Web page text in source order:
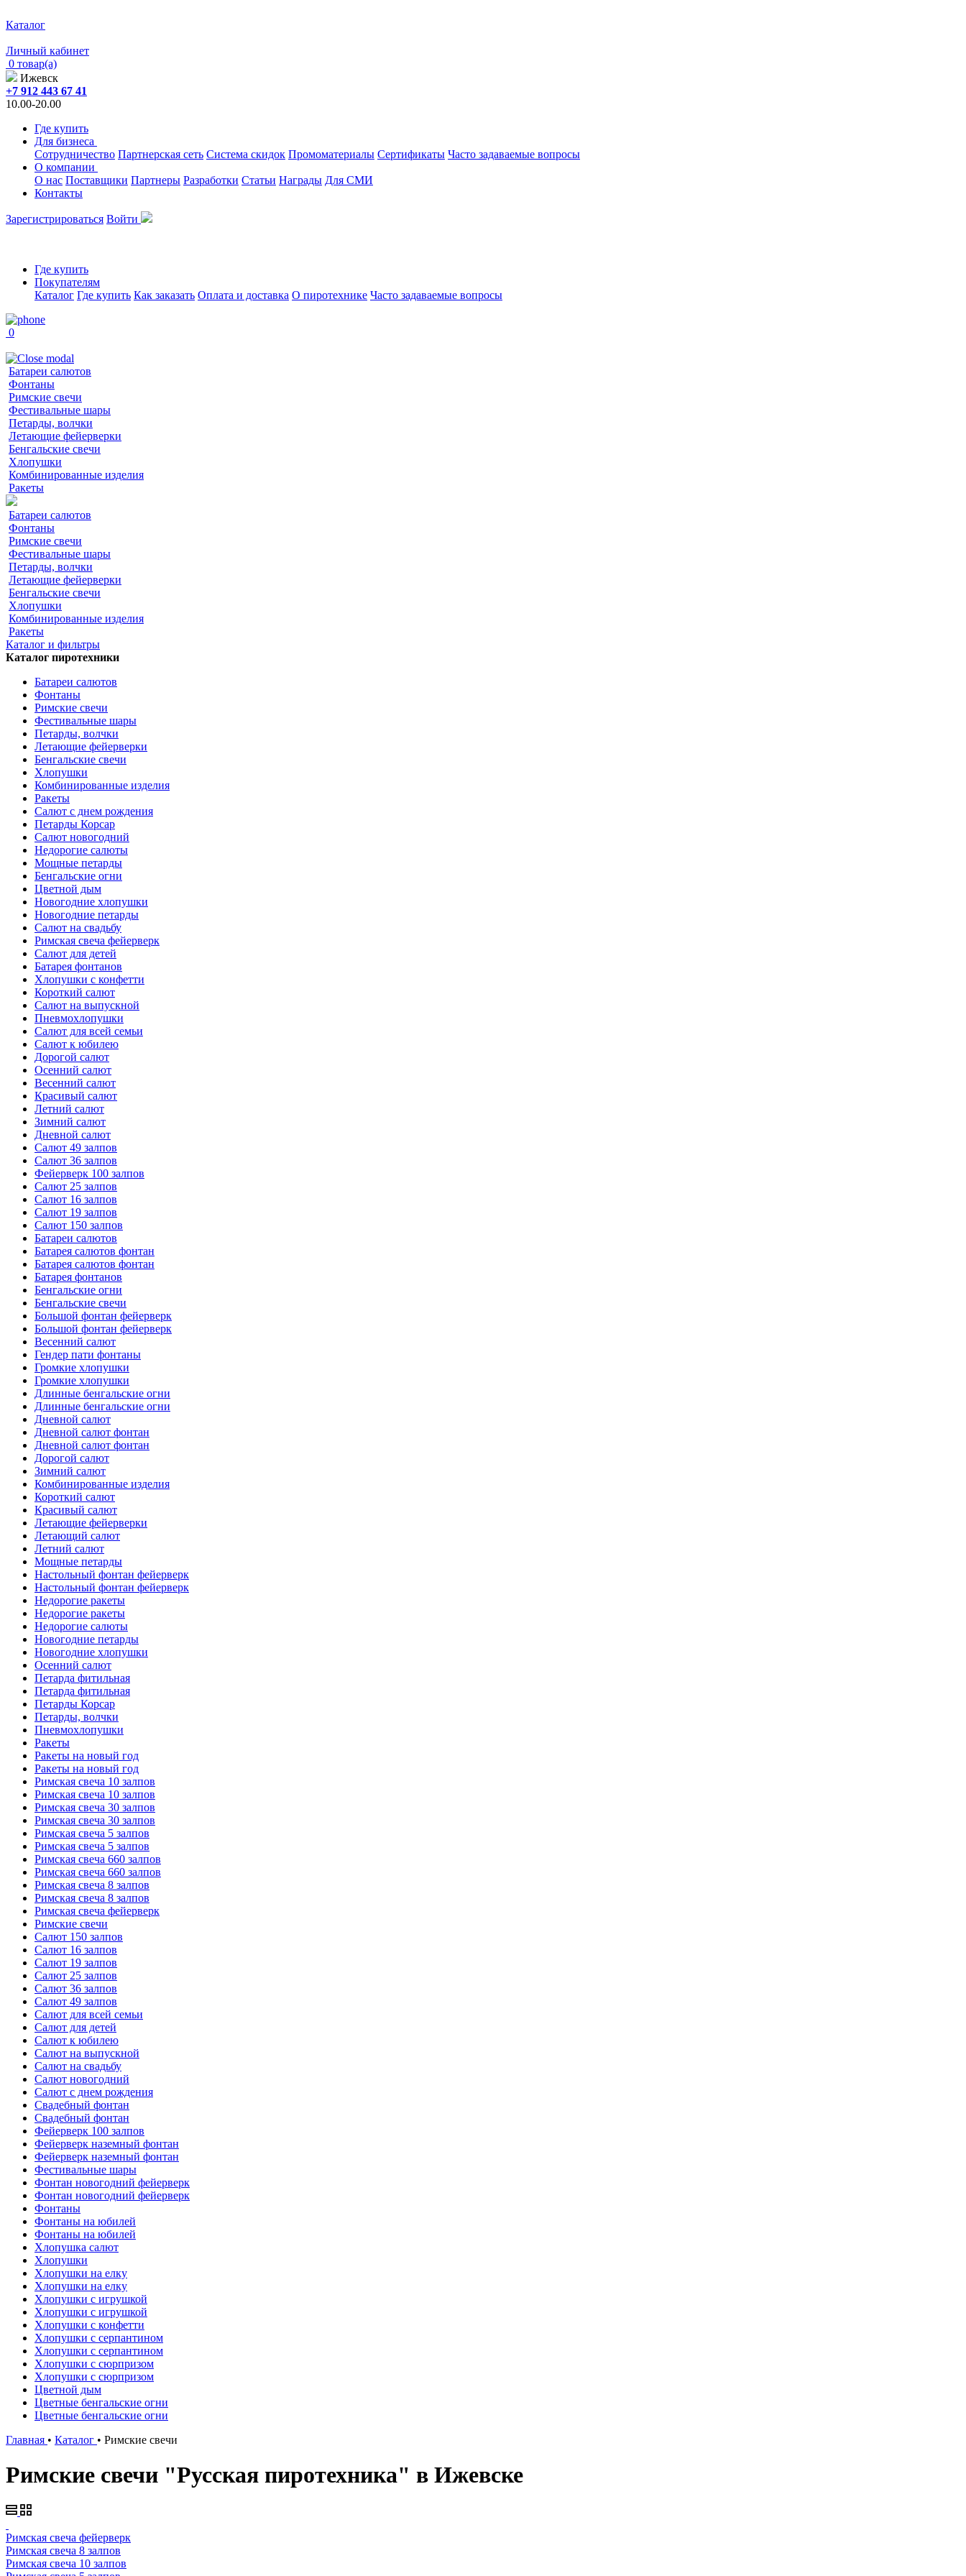
Каталог
Личный кабинет
0 товар(а)
Ижевск
+7 912 443 67 41
10.00-20.00
Где купить
Для бизнеса
Сотрудничество Партнерская сеть Система скидок Промоматериалы Сертификаты Часто задаваемые вопросы
О компании
О нас Поставщики Партнеры Разработки Статьи Награды Для СМИ
Контакты
Зарегистрироваться Войти
Где купить
Покупателям
Каталог Где купить Как заказать Оплата и доставка О пиротехнике Часто задаваемые вопросы
0
Батареи салютов
Фонтаны
Римские свечи
Фестивальные шары
Петарды, волчки
Летающие фейерверки
Бенгальские свечи
Хлопушки
Комбинированные изделия
Ракеты
Батареи салютов
Фонтаны
Римские свечи
Фестивальные шары
Петарды, волчки
Летающие фейерверки
Бенгальские свечи
Хлопушки
Комбинированные изделия
Ракеты
Каталог и фильтры
Каталог пиротехники
Батареи салютов
Фонтаны
Римские свечи
Фестивальные шары
Петарды, волчки
Летающие фейерверки
Бенгальские свечи
Хлопушки
Комбинированные изделия
Ракеты
Салют с днем рождения
Петарды Корсар
Салют новогодний
Недорогие салюты
Мощные петарды
Бенгальские огни
Цветной дым
Новогодние хлопушки
Новогодние петарды
Салют на свадьбу
Римская свеча фейерверк
Салют для детей
Батарея фонтанов
Хлопушки с конфетти
Короткий салют
Салют на выпускной
Пневмохлопушки
Салют для всей семьи
Салют к юбилею
Дорогой салют
Осенний салют
Весенний салют
Красивый салют
Летний салют
Зимний салют
Дневной салют
Салют 49 залпов
Салют 36 залпов
Фейерверк 100 залпов
Салют 25 залпов
Салют 16 залпов
Салют 19 залпов
Салют 150 залпов
Батареи салютов
Батарея салютов фонтан
Батарея салютов фонтан
Батарея фонтанов
Бенгальские огни
Бенгальские свечи
Большой фонтан фейерверк
Большой фонтан фейерверк
Весенний салют
Гендер пати фонтаны
Громкие хлопушки
Громкие хлопушки
Длинные бенгальские огни
Длинные бенгальские огни
Дневной салют
Дневной салют фонтан
Дневной салют фонтан
Дорогой салют
Зимний салют
Комбинированные изделия
Короткий салют
Красивый салют
Летающие фейерверки
Летающий салют
Летний салют
Мощные петарды
Настольный фонтан фейерверк
Настольный фонтан фейерверк
Недорогие ракеты
Недорогие ракеты
Недорогие салюты
Новогодние петарды
Новогодние хлопушки
Осенний салют
Петарда фитильная
Петарда фитильная
Петарды Корсар
Петарды, волчки
Пневмохлопушки
Ракеты
Ракеты на новый год
Ракеты на новый год
Римская свеча 10 залпов
Римская свеча 10 залпов
Римская свеча 30 залпов
Римская свеча 30 залпов
Римская свеча 5 залпов
Римская свеча 5 залпов
Римская свеча 660 залпов
Римская свеча 660 залпов
Римская свеча 8 залпов
Римская свеча 8 залпов
Римская свеча фейерверк
Римские свечи
Салют 150 залпов
Салют 16 залпов
Салют 19 залпов
Салют 25 залпов
Салют 36 залпов
Салют 49 залпов
Салют для всей семьи
Салют для детей
Салют к юбилею
Салют на выпускной
Салют на свадьбу
Салют новогодний
Салют с днем рождения
Свадебный фонтан
Свадебный фонтан
Фейерверк 100 залпов
Фейерверк наземный фонтан
Фейерверк наземный фонтан
Фестивальные шары
Фонтан новогодний фейерверк
Фонтан новогодний фейерверк
Фонтаны
Фонтаны на юбилей
Фонтаны на юбилей
Хлопушка салют
Хлопушки
Хлопушки на елку
Хлопушки на елку
Хлопушки с игрушкой
Хлопушки с игрушкой
Хлопушки с конфетти
Хлопушки с серпантином
Хлопушки с серпантином
Хлопушки с сюрпризом
Хлопушки с сюрпризом
Цветной дым
Цветные бенгальские огни
Цветные бенгальские огни
Главная • Каталог • Римские свечи
Римские свечи "Русская пиротехника" в Ижевске
Римская свеча фейерверк
Римская свеча 8 залпов
Римская свеча 10 залпов